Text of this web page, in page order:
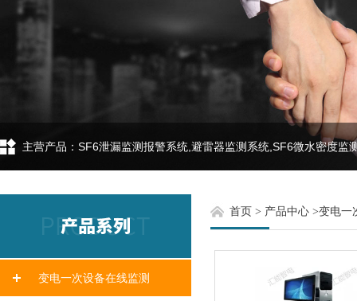
变电一次设备在线监测
首页 > 产品中心 >变电一